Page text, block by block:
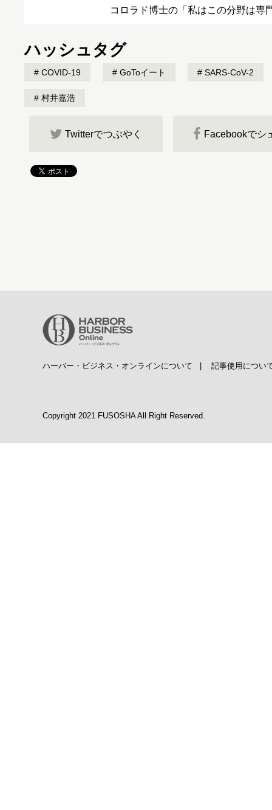
コロラド博士の「私はこの分野は専
ハッシュタグ
COVID-19 GoToイート SARS-CoV-2
村井嘉浩
Twitterでつぶやく Facebookでシ
ハーバー・ビジネス・オンラインについて 記事使用につい
Copyright 2021 FUSOSHA All Right Reserved.